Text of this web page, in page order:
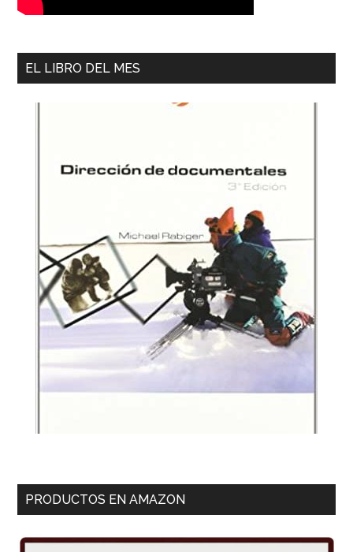
EL LIBRO DEL MES
PRODUCTOS EN AMAZON